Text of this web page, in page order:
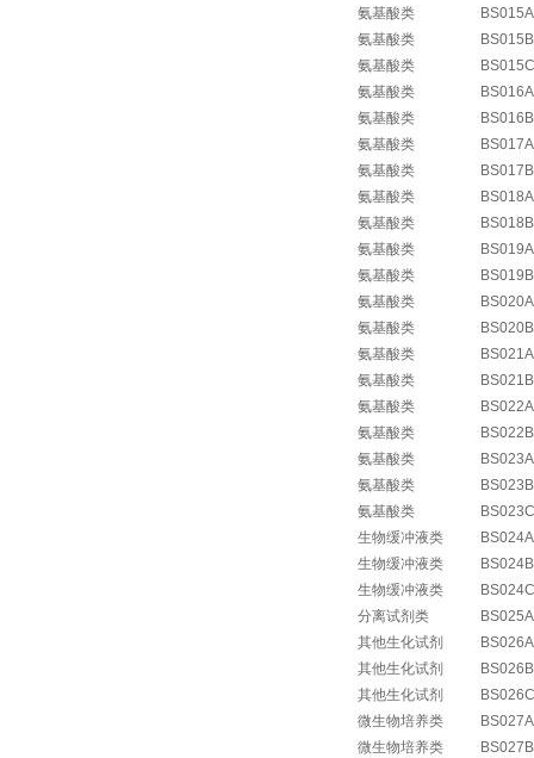
氨基酸类
BS015A
氨基酸类
BS015B
氨基酸类
BS015C
氨基酸类
BS016A
氨基酸类
BS016B
氨基酸类
BS017A
氨基酸类
BS017B
氨基酸类
BS018A
氨基酸类
BS018B
氨基酸类
BS019A
氨基酸类
BS019B
氨基酸类
BS020A
氨基酸类
BS020B
氨基酸类
BS021A
氨基酸类
BS021B
氨基酸类
BS022A
氨基酸类
BS022B
氨基酸类
BS023A
氨基酸类
BS023B
氨基酸类
BS023C
生物缓冲液类
BS024A
生物缓冲液类
BS024B
生物缓冲液类
BS024C
分离试剂类
BS025A
其他生化试剂
BS026A
其他生化试剂
BS026B
其他生化试剂
BS026C
微生物培养类
BS027A
微生物培养类
BS027B